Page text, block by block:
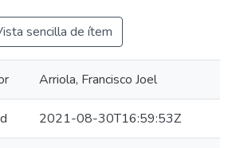
sencilla de ítem
Arriola, Francisco Joel
2021-08-30T16:59:53Z